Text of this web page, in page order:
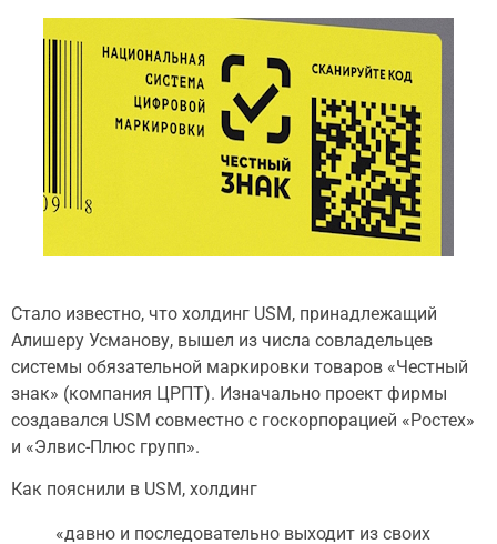
Стало известно, что холдинг USM, принадлежащий
Алишеру Усманову, вышел из числа совладельцев
системы обязательной маркировки товаров «Честный
знак» (компания ЦРПТ). Изначально проект фирмы
создавался USM совместно с госкорпорацией «Ростех»
и «Элвис-Плюс групп».
Как пояснили в USM, холдинг
«давно и последовательно выходит из своих